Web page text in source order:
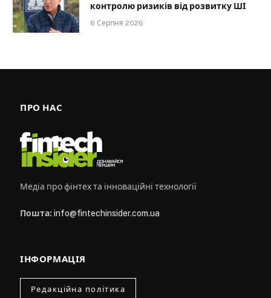
контролю ризиків від розвитку ШІ
6 Серпня 2026
ПРО НАС
Медіа про фінтех та інноваційні технології
Пошта: info@fintechinsider.com.ua
ІНФОРМАЦІЯ
Редакційна політика